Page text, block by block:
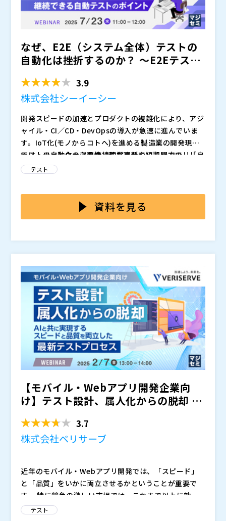
対応が求められる領域でも適用可能なアプローチとして
活用いただけます。
なぜ、E2E（システム全体）テストの
自動化は挫折するのか？ ～E2Eテスト
3.9
株式会社シーイーシー
開発スピードの加速とプロダクトの複雑化により、アジ
ャイル・CI／CD・DevOpsの導入が急速に進んでいま
す。IoT化(モノからコトへ)を進める製造業の開発現場
では、ソフトウェアの継続的な更新や短期間でのリリー
スが求められ、テスト工程における効率化・自動化が不
テストの自動化の必要性は理解されている一方で、「自
社にあった進め方がわからない」「始めたがテスト自動
多発。本当に効果を出すには、開発プロセスにあわせて
設計された柔軟な導入が重要です。
にも対応しております。 本セミナーでは、API、W
eb、スマホアプリなど多様な開発対象に対応しなが
（システム全体）のテスト期間の短縮・品質向上・プロ
セス最適化・運用定着まで実現した事例を紹介します。
ツールに縛られず、開発プロセスや検証対象の品質にあ
わせて設計された進め方により、“継続できる自動化”を
どう実現するかを解説します。
わからない方 ・自社に最適な方法で、テスト期間の短
縮・品質向上を目指したい方 ・ツールに縛られず、開
発現場環境にあわせて柔軟に導入を検討したい方 ・製
造業・IoTシステム開発に関わる、開発関係者・品質担
当者・DX推進担当・技術担当者の方 ・アジャイル開発
のスピード感の中で、ソフトウェア品質の十分な確認が
難しいと感じている方
株式会社シーイーシー（）
株式会社オープンソース活用研究所（
マジセミ株式会社（）
※共催、協賛、協力、講演企業は将来的に追加、削除さ
れる可能性があります。
テスト
資料を見る
【モバイル・Webアプリ開発企業向
け】テスト設計、属人化からの脱却 〜
3.7
株式会社ベリサーブ
近年のモバイル・Webアプリ開発では、「スピード」
と「品質」をいかに両立させるかということが重要で
す。 特に競争の激しい市場では、これまで以上に効率
的かつ効果的なテストプロセスが求められています。
テストにおける設計などの上流工程においては、知識や
テスト